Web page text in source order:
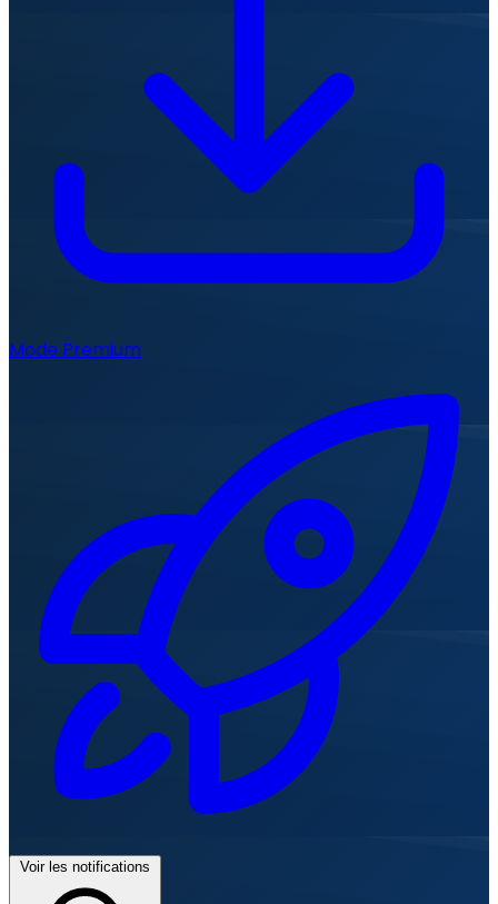
Mode Premium
Voir les notifications